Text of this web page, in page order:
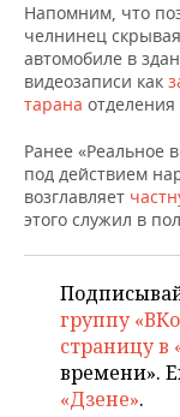
ЭНЕРГЕТИКА
УСЛУГИ
МЕДИА
ВЫЕЗДНАЯ
БИЗНЕС-
ОТКРЫТАЯ
НОВОСТИ
ФУТБОЛ
БАСКЕТБОЛ
КИБЕРСПОРТ
ФИГУРНОЕ
ВОДНЫЕ ВИДЫ
ОБЩЕСТВО
НОВОСТИ
КУЛЬТУРА
МЕДИЦИНА
ОБРАЗОВАНИЕ
ФОТОГАЛЕРЕЯ
СПРАВОЧНИК
СПИСОК
Напомним, что
челнинец
автомобиле в
видеозаписи как
тарана
Ранее «Реальное
под действием
возглавляет
этого служил в
группу
страницу в
времени».
«Дзене».